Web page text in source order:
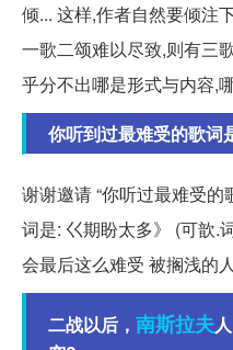
倾... 这样,作者自然要倾注
一歌二颂难以尽致,则有三
乎分不出哪是形式与内容,
你听到过最难受的歌词
谢谢邀请 “你听过最难受
词是: 巜期盼太多》 (可歆.
会最后这么难受 被搁浅的
二战以后， 南斯拉夫